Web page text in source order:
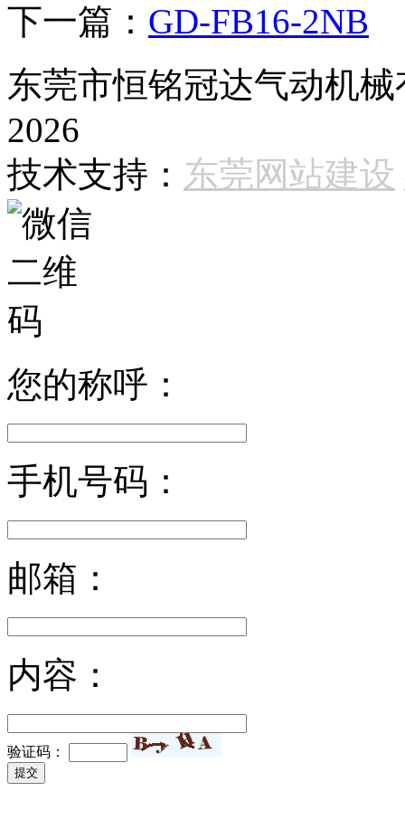
下一篇： GD-FB16-2NB
东莞市恒铭冠达气动机
2026
技术支持： 东莞网站建设
您的称呼：
手机号码：
邮箱：
内容：
验证码：